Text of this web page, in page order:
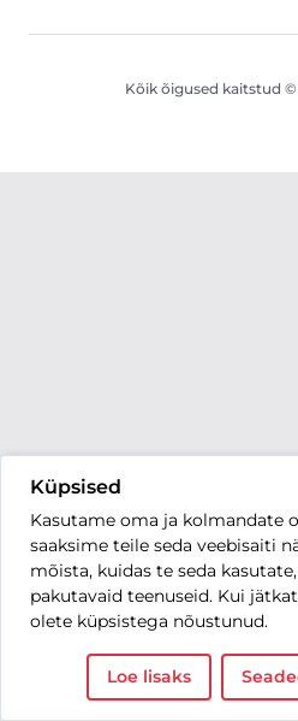
Küpsised
Kasutame oma ja kolmandate
saaksime teile seda veebisaiti
mõista, kuidas te seda
pakutavaid teenuseid. Kui
olete küpsistega nõustunud.
Loe lisaks
Kõik õigused kaitstud ©